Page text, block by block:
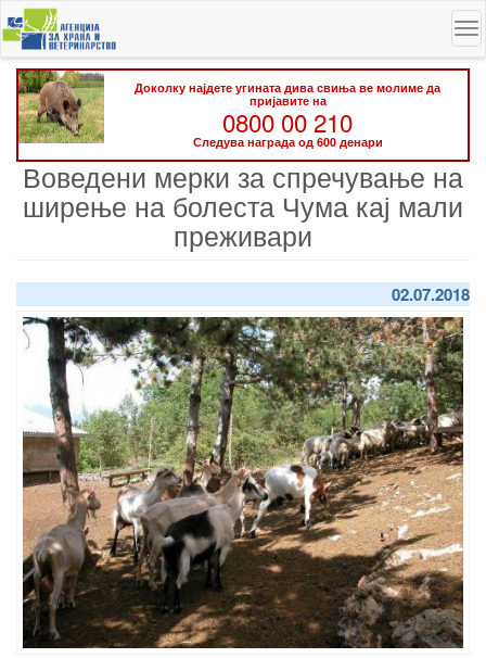
Skip
to
main
content
Доколку најдете угината дива свиња ве молиме да
пријавите на
0800 00 210
Следува награда од 600 денари
Воведени мерки за спречување на
ширење на болеста Чума кај мали
преживари
02.07.2018